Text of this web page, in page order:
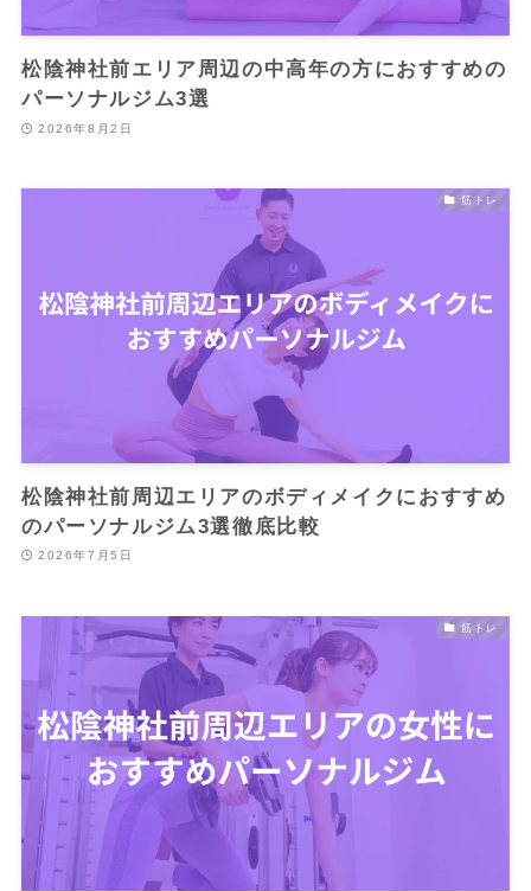
松陰神社前エリア周辺の中高年の方におすすめの
パーソナルジム3選
2026年8月2日
筋トレ
松陰神社前周辺エリアのボディメイクにおすすめ
のパーソナルジム3選徹底比較
2026年7月5日
筋トレ